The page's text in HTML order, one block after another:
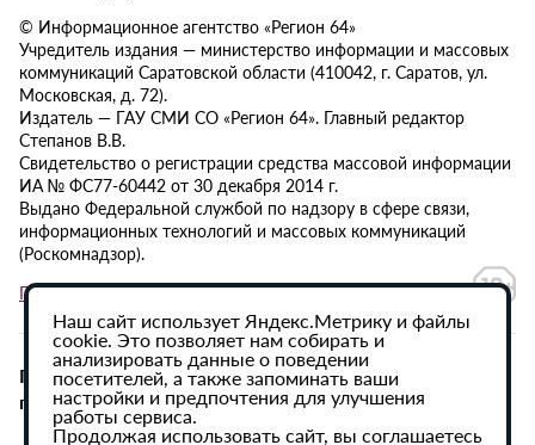
© Информационное агентство «Регион 64»
Учредитель издания — министерство информации и массовых
коммуникаций Саратовской области (410042, г. Саратов, ул.
Московская, д. 72).
Издатель — ГАУ СМИ СО «Регион 64». Главный редактор
Степанов В.В.
Свидетельство о регистрации средства массовой информации
ИА № ФС77-60442 от 30 декабря 2014 г.
Выдано Федеральной службой по надзору в сфере связи,
информационных технологий и массовых коммуникаций
(Роскомнадзор).
Политика в отношении обработки персональных данных
При использовании материалов сайта активная
гиперссылка на ИА «Регион 64» обязательна.
Наш сайт использует Яндекс.Метрику и файлы
cookie. Это позволяет нам собирать и
анализировать данные о поведении
посетителей, а также запоминать ваши
настройки и предпочтения для улучшения
работы сервиса.
Продолжая использовать сайт, вы соглашаетесь